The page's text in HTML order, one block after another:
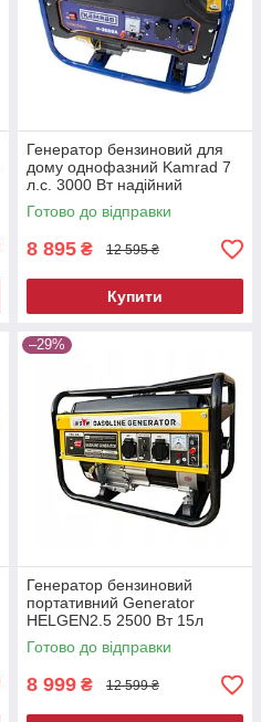
Генератор бензиновий для
дому однофазний Kamrad 7
л.с. 3000 Вт надійний
генератор бензиновий
генератор для приватного
дому
Готово до відправки
8 895 ₴ 12 595 ₴
Купити
–29%
Генератор бензиновий
портативний Generator
HELGEN2.5 2500 Вт 15л
надійний бензиновий
генератор електростанція
бензинова
Готово до відправки
8 999 ₴ 12 599 ₴